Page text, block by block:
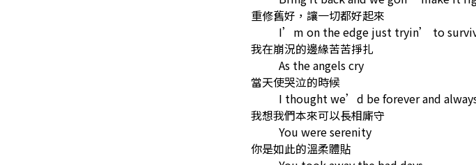
重修舊好，讓一切都好起來
I’m on the edge just tryin’ to
我在崩況的邊緣苦苦掙扎
As the angels cry
當天使哭泣的時候
I thought we’d be forever and
我想我們本來可以長相廝守
You were serenity
你是如此的溫柔體貼